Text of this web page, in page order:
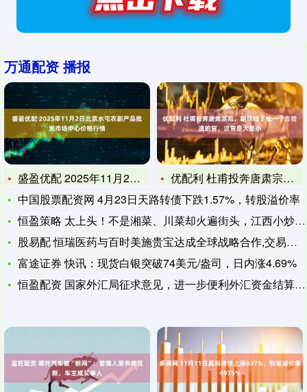
万通配资 播报
盛盈优配 2025年11月2日北京水屯农副产品批发市场中心价
优配利 杜甫投奔唐肃宗后，朝廷给了他一个左拾遗的官，这官是大
中国股票配资网 4月23日天路转债下跌1.57%，转股溢价率
恒盈策略 太上头！不是湘菜、川菜却火遍街头，江西小炒凭啥成下
股易配 恒瑞医药与百时美施贵宝达成全球战略合作,交易总额最高
富途证券 快讯：现货白银突破74美元/盎司，日内涨4.69%
恒盈配资 国家外汇局征求意见，进一步便利外汇资金结算，支持外